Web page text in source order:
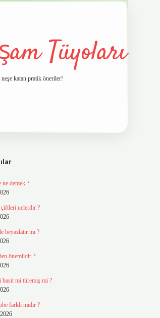
Tüyoları
neşe katan pratik öneriler!
demek ?
çiftleri nelerdir ?
beyazlatır mı ?
önemlidir ?
basit mi türemiş mi ?
farklı mıdır ?